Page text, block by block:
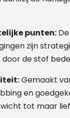
punten:
zijn
de stof
Gemaakt
en
tot maar